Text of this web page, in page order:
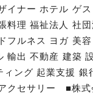
イナー ホテル ゲ
料理 福祉法人 社
フルネス ヨガ 美
輸出 不動産 建築
ィング 起業支援 銀
クセサリー ■株式